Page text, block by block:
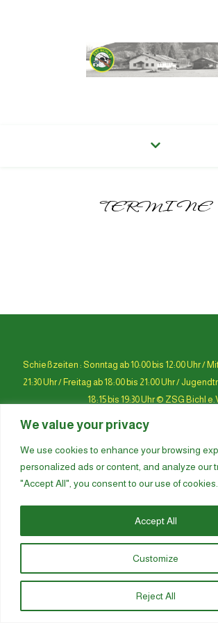
We value your privacy
We use cookies to enhance your browsing
personalized ads or content, and analyze our
"Accept All", you consent to our use of cookies.
Customize
Reject All
Accept All
TERMINE
Schießzeiten : Sonntag ab 10:00 bis 12:00 Uhr /
21:30 Uhr / Freitag ab 18:00 bis 21:00 Uhr /
18:15 bis 19:30 Uhr © ZSG Bichl
BACK TO TOP